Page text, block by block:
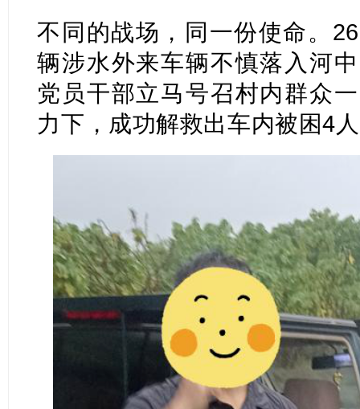
不同的战场，同一份使命。
辆涉水外来车辆不慎落入河
党员干部立马号召村内群众
力下，成功解救出车内被困4